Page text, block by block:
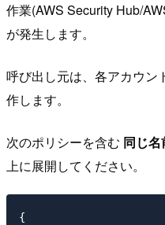
作業(AWS Security Hub/
が発生します。
呼び出し元は、各アカウン
作します。
次のポリシーを含む 同じ
上に展開してください。
{